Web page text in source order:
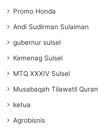
Promo Honda
Andi Sudirman Sulaiman
gubernur sulsel
Kemenag Sulsel
MTQ XXXIV Sulsel
Musabaqah Tilawatil Quran
ketua
Agrobisnis